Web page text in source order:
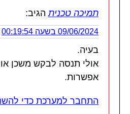
תמיכה טכנית הגיב:
09/06/2024 בשעה 00:19:54
בעיה.
אולי תנסה לבקש משכן
אפשרות.
התחבר למערכת כדי